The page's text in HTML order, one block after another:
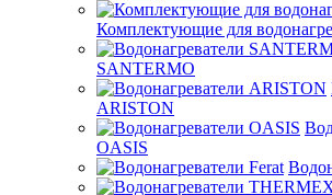
Комплектующие для
SANTERMO
ARISTON
OASIS